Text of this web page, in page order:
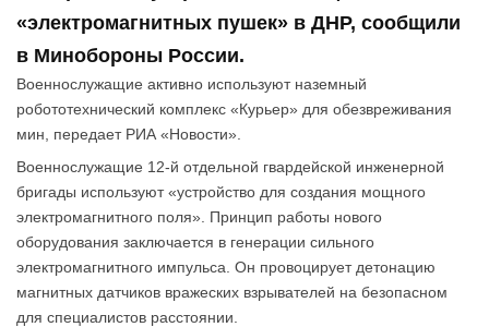
«электромагнитных пушек» в ДНР, сообщили
в Минобороны России.
Военнослужащие активно используют наземный
робототехнический комплекс «Курьер» для обезвреживания
мин, передает РИА «Новости».
Военнослужащие 12-й отдельной гвардейской инженерной
бригады используют «устройство для создания мощного
электромагнитного поля». Принцип работы нового
оборудования заключается в генерации сильного
электромагнитного импульса. Он провоцирует детонацию
магнитных датчиков вражеских взрывателей на безопасном
для специалистов расстоянии.